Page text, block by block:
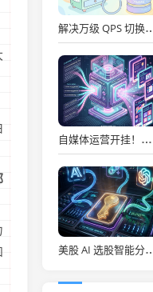
解决万级 QPS 切换抖动！开源 DBDoctor 实战：内核
自媒体运营开挂！吹爆宝玉老师自媒体提效神器，小红书信息图、幻灯片一键秒级生成！
美股 AI 选股智能分析系统，每